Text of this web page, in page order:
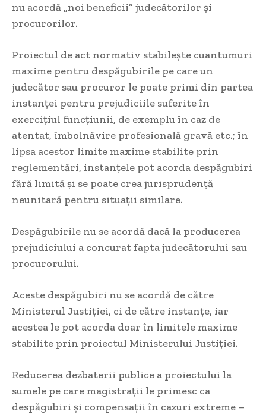
nu acordă „noi beneficii” judecătorilor și
procurorilor.
Proiectul de act normativ stabilește cuantumuri
maxime pentru despăgubirile pe care un
judecător sau procuror le poate primi din partea
instanței pentru prejudiciile suferite în
exercițiul funcțiunii, de exemplu în caz de
atentat, îmbolnăvire profesională gravă etc.; în
lipsa acestor limite maxime stabilite prin
reglementări, instanțele pot acorda despăgubiri
fără limită și se poate crea jurisprudență
neunitară pentru situații similare.
Despăgubirile nu se acordă dacă la producerea
prejudiciului a concurat fapta judecătorului sau
procurorului.
Aceste despăgubiri nu se acordă de către
Ministerul Justiției, ci de către instanțe, iar
acestea le pot acorda doar în limitele maxime
stabilite prin proiectul Ministerului Justiției.
Reducerea dezbaterii publice a proiectului la
sumele pe care magistrații le primesc ca
despăgubiri și compensații în cazuri extreme –